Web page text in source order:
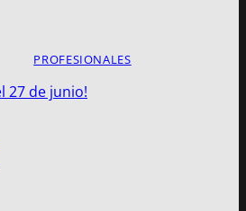
PROFESIONALES
27 de junio!